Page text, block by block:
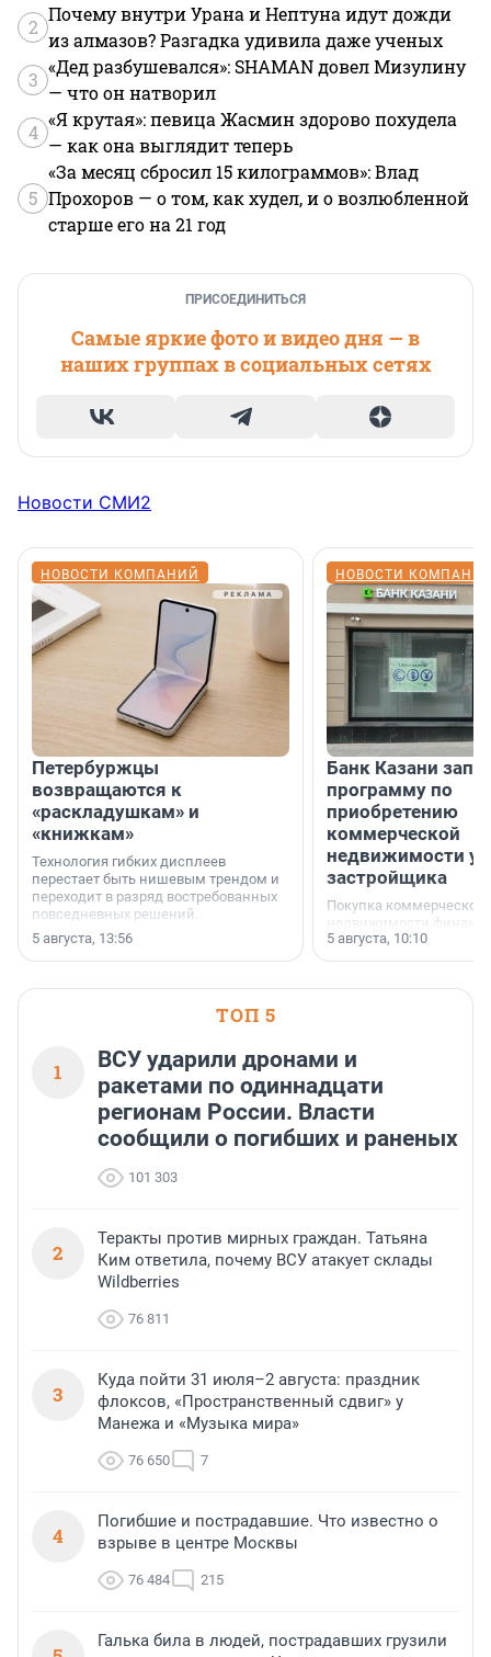
2
Почему внутри Урана и Нептуна идут дожди
из алмазов? Разгадка удивила даже ученых
3
«Дед разбушевался»: SHAMAN довел Мизулину
— что он натворил
4
«Я крутая»: певица Жасмин здорово похудела
— как она выглядит теперь
5
«За месяц сбросил 15 килограммов»: Влад
Прохоров — о том, как худел, и о возлюбленной
старше его на 21 год
ПРИСОЕДИНИТЬСЯ
Самые яркие фото и видео дня — в
наших группах в социальных сетях
Новости СМИ2
НОВОСТИ КОМПАНИЙ
Петербуржцы
возвращаются к
«раскладушкам» и
«книжкам»
Технология гибких дисплеев
перестает быть нишевым трендом и
переходит в разряд востребованных
повседневных решений.
5 августа, 13:56
НОВОСТИ
Банк Казани
программу по
приобретению
коммерческой
недвижимости у
застройщика
Покупка коммерческой
недвижимости
инструмент,
предпринимателей.
или готовый арендный
5 августа, 10:10
ТОП 5
1
ВСУ ударили дронами и
ракетами по одиннадцати
регионам России. Власти
сообщили о погибших и раненых
101 303
2
Теракты против мирных граждан. Татьяна
Ким ответила, почему ВСУ атакует склады
Wildberries
76 811
3
Куда пойти 31 июля–2 августа: праздник
флоксов, «Пространственный сдвиг» у
Манежа и «Музыка мира»
76 650 7
4
Погибшие и пострадавшие. Что известно о
взрыве в центре Москвы
76 484 215
Галька била в людей, пострадавших грузили